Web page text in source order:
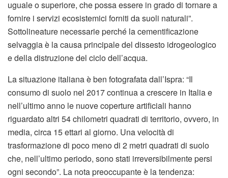
uguale o superiore, che possa essere in grado di tornare a
fornire i servizi ecosistemici forniti da suoli naturali”.
Sottolineature necessarie perché la cementificazione
selvaggia è la causa principale del dissesto idrogeologico
e della distruzione del ciclo dell’acqua.
La situazione italiana è ben fotografata dall’Ispra: “Il
consumo di suolo nel 2017 continua a crescere in Italia e
nell’ultimo anno le nuove coperture artificiali hanno
riguardato altri 54 chilometri quadrati di territorio, ovvero, in
media, circa 15 ettari al giorno. Una velocità di
trasformazione di poco meno di 2 metri quadrati di suolo
che, nell’ultimo periodo, sono stati irreversibilmente persi
ogni secondo”. La nota preoccupante è la tendenza: